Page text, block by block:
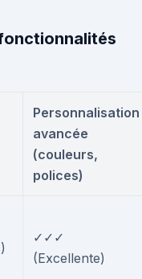
Personnalisation
avancée
(couleurs,
polices)
✓✓✓
(Excellente)